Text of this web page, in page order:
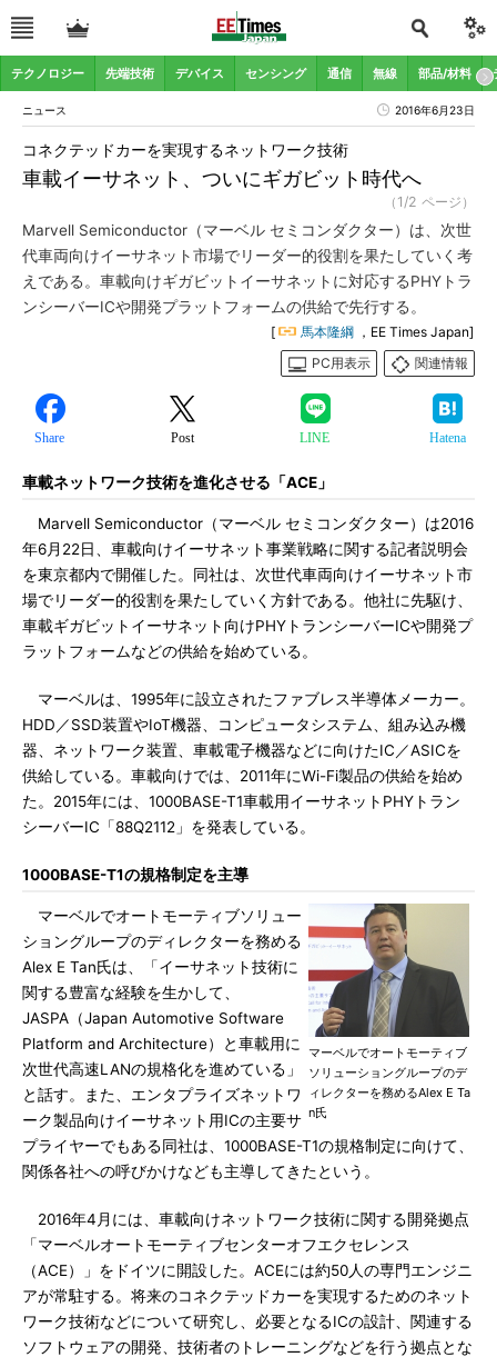
テクノロジー 先端技術 デバイス センシング 通信 無線 部品/材料
ニュース 2016年6月23日
車載イーサネット、ついにギガビット時代へ
コネクテッドカーを実現するネットワーク技術
（1/2 ページ）
Marvell Semiconductor（マーベル セミコンダクター）は、次世
代車両向けイーサネット市場でリーダー的役割を果たしていく考
えである。車載向けギガビットイーサネットに対応するPHYトラ
ンシーバーICや開発プラットフォームの供給で先行する。
[ 馬本隆綱 ，EE Times Japan]
PC用表示
関連情報
Share Post LINE Hatena
車載ネットワーク技術を進化させる「ACE」
Marvell Semiconductor（マーベル セミコンダクター）は2016
年6月22日、車載向けイーサネット事業戦略に関する記者説明会
を東京都内で開催した。同社は、次世代車両向けイーサネット市
場でリーダー的役割を果たしていく方針である。他社に先駆け、
車載ギガビットイーサネット向けPHYトランシーバーICや開発プ
ラットフォームなどの供給を始めている。
マーベルは、1995年に設立されたファブレス半導体メーカー。
HDD／SSD装置やIoT機器、コンピュータシステム、組み込み機
器、ネットワーク装置、車載電子機器などに向けたIC／ASICを
供給している。車載向けでは、2011年にWi-Fi製品の供給を始め
た。2015年には、1000BASE-T1車載用イーサネットPHYトラン
シーバーIC「88Q2112」を発表している。
1000BASE-T1の規格制定を主導
マーベルでオートモーティブ
ソリューショングループのデ
ィレクターを務めるAlex E Ta
n氏
マーベルでオートモーティブソリュー
ショングループのディレクターを務める
Alex E Tan氏は、「イーサネット技術に
関する豊富な経験を生かして、
JASPA（Japan Automotive Software
Platform and Architecture）と車載用に
次世代高速LANの規格化を進めている」
と話す。また、エンタプライズネットワ
ーク製品向けイーサネット用ICの主要サ
プライヤーでもある同社は、1000BASE-T1の規格制定に向けて、
関係各社への呼びかけなども主導してきたという。
2016年4月には、車載向けネットワーク技術に関する開発拠点
「マーベルオートモーティブセンターオフエクセレンス
（ACE）」をドイツに開設した。ACEには約50人の専門エンジニ
アが常駐する。将来のコネクテッドカーを実現するためのネット
ワーク技術などについて研究し、必要となるICの設計、関連する
ソフトウェアの開発、技術者のトレーニングなどを行う拠点とな